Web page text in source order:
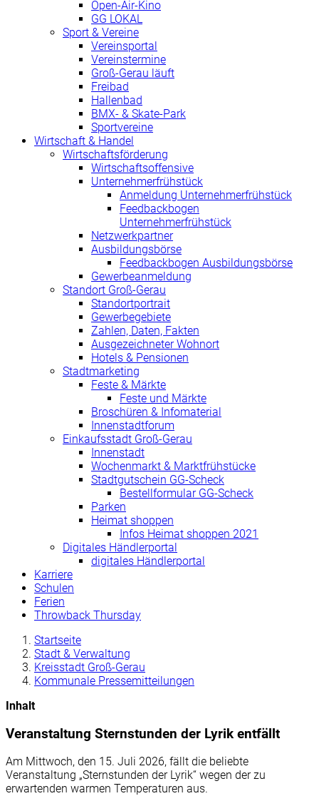
Open-Air-Kino
GG LOKAL
Sport & Vereine
Vereinsportal
Vereinstermine
Groß-Gerau läuft
Freibad
Hallenbad
BMX- & Skate-Park
Sportvereine
Wirtschaft & Handel
Wirtschaftsförderung
Wirtschaftsoffensive
Unternehmerfrühstück
Anmeldung Unternehmerfrühstück
Feedbackbogen
Unternehmerfrühstück
Netzwerkpartner
Ausbildungsbörse
Feedbackbogen Ausbildungsbörse
Gewerbeanmeldung
Standort Groß-Gerau
Standortportrait
Gewerbegebiete
Zahlen, Daten, Fakten
Ausgezeichneter Wohnort
Hotels & Pensionen
Stadtmarketing
Feste & Märkte
Feste und Märkte
Broschüren & Infomaterial
Innenstadtforum
Einkaufsstadt Groß-Gerau
Innenstadt
Wochenmarkt & Marktfrühstücke
Stadtgutschein GG-Scheck
Bestellformular GG-Scheck
Parken
Heimat shoppen
Infos Heimat shoppen 2021
Digitales Händlerportal
digitales Händlerportal
Karriere
Schulen
Ferien
Throwback Thursday
Startseite
Stadt & Verwaltung
Kreisstadt Groß-Gerau
Kommunale Pressemitteilungen
Inhalt
Veranstaltung Sternstunden der Lyrik entfällt
Am Mittwoch, den 15. Juli 2026, fällt die beliebte
Veranstaltung „Sternstunden der Lyrik“ wegen der zu
erwartenden warmen Temperaturen aus.